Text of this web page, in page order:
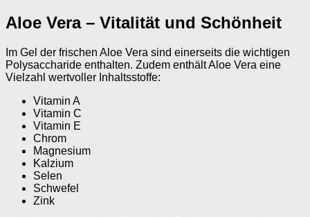
Aloe Vera – Vitalität und Schönheit
Im Gel der frischen Aloe Vera sind einerseits die wichtigen
Polysaccharide enthalten. Zudem enthält Aloe Vera eine
Vielzahl wertvoller Inhaltsstoffe:
Vitamin A
Vitamin C
Vitamin E
Chrom
Magnesium
Kalzium
Selen
Schwefel
Zink